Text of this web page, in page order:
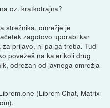
oz. kratkotrajna?
strežnika, omrežje je
zagotovo uporabi kar
prijavo, ni pa ga treba. Tudi
povežeš na katerikoli drug
odrezan od javnega omrežja
(Librem Chat, Matrix